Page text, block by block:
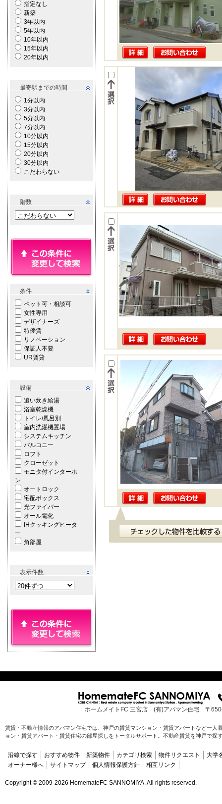
指定なし
新築
3年以内
5年以内
10年以内
15年以内
20年以内
最寄駅までの時間
1分以内
3分以内
5分以内
7分以内
10分以内
15分以内
20分以内
30分以内
こだわらない
階数
条件
ペット可・相談可
女性専用
デザイナーズ
特優賃
リノベーション
保証人不要
UR賃貸
設備
追い炊き給湯
浴室乾燥機
トイレ/風呂別
室内洗濯機置場
システムキッチン
バルコニー
ロフト
クローゼット
モニタ付インターホ
ン
オートロック
宅配ボックス
光ファイバー
オール電化
IHクッキングヒータ
ー
角部屋
表示件数
ホームメイトFC 三宮店 (有)アパマン住宅 〒
賃貸・不動産情報のアパマン住宅では、神戸の賃貸マンション・賃貸アパートなど一
ョン・賃貸アパート・賃貸住宅の部屋探しをトータルサポート。不動産賃貸を神戸で
沿線で探す おすすめ物件 新築物件 カテゴリ検索 物件リクエスト
大学
オーナー様へ
サイトマップ 個人情報保護方針 相互リンク
Copyright © 2009-2026 HomemateFC SANNOMIYA. All rights reserved.